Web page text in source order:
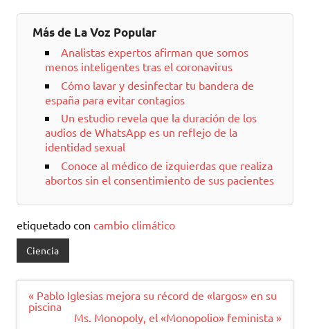
Más de La Voz Popular
Analistas expertos afirman que somos
menos inteligentes tras el coronavirus
Cómo lavar y desinfectar tu bandera de
españa para evitar contagios
Un estudio revela que la duración de los
audios de WhatsApp es un reflejo de la
identidad sexual
Conoce al médico de izquierdas que realiza
abortos sin el consentimiento de sus pacientes
etiquetado con cambio climático
Ciencia
Navegación
de
entradas
« Pablo Iglesias mejora su récord de «largos» en su
piscina
Ms. Monopoly, el «Monopolio» feminista »